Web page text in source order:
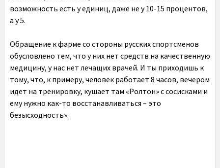
возможность есть у единиц, даже не у 10-15 процентов,
а у 5.
Обращение к фарме со стороны русских спортсменов
обусловлено тем, что у них нет средств на качественную
медицину, у нас нет лечащих врачей. И ты приходишь к
тому, что, к примеру, человек работает 8 часов, вечером
идет на тренировку, кушает там «Ролтон» с сосисками и
ему нужно как-то восстанавливаться – это
безысходность».